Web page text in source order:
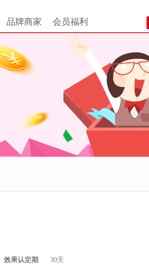
品牌商家 会员福利
效果认定期 30天